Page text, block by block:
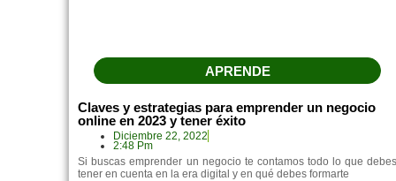
APRENDE
Claves y estrategias para emprender un negocio
online en 2023 y tener éxito
Diciembre 22, 2022
2:48 Pm
Si buscas emprender un negocio te contamos todo lo que
tener en cuenta en la era digital y en qué debes formarte